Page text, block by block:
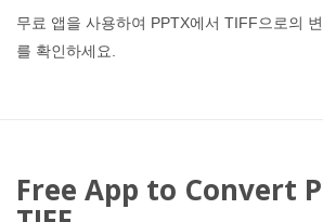
무료 앱을 사용하여 PPTX에서 TIFF으로의
를 확인하세요.
Free App to Convert